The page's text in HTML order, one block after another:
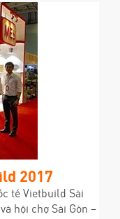
2017
tế Vietbuild Sài
hội chợ Sài Gòn –